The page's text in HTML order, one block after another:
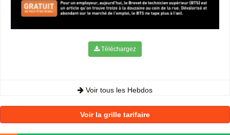
Téléchargez
Voir tous les Hebdos
Voir la grille tarifaire